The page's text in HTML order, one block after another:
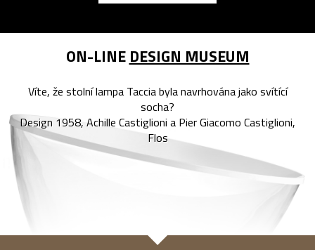
ON-LINE DESIGN MUSEUM
Víte, že stolní lampa Taccia byla navrhována jako svítící
socha?
Design 1958, Achille Castiglioni a Pier Giacomo Castiglioni,
Flos